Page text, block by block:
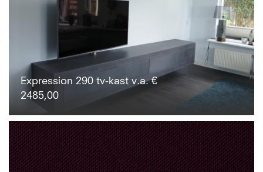
Expression 290 tv-kast v.a. €
2485,00